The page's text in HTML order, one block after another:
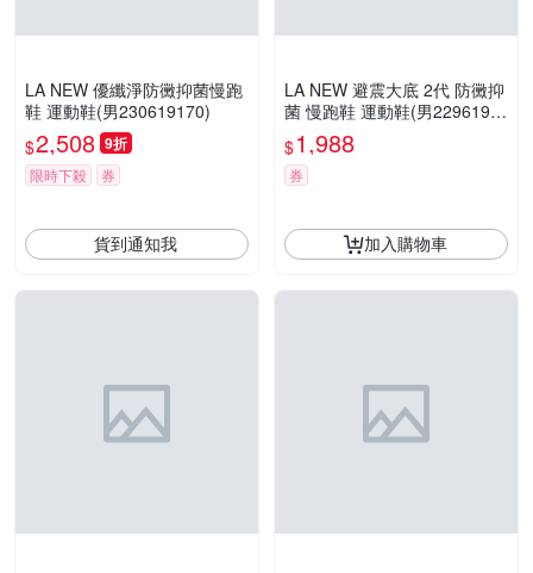
LA NEW 優纖淨防黴抑菌慢跑
鞋 運動鞋(男230619170)
$2,508 9折
限時下殺 券
貨到通知我
LA NEW 避震大底 2代 防黴抑
菌 慢跑鞋 運動鞋(男2296190
30)
$1,988
券
加入購物車